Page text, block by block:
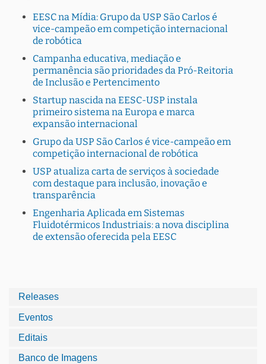
EESC na Mídia: Grupo da USP São Carlos é
vice-campeão em competição internacional
de robótica
Campanha educativa, mediação e
permanência são prioridades da Pró-Reitoria
de Inclusão e Pertencimento
Startup nascida na EESC-USP instala
primeiro sistema na Europa e marca
expansão internacional
Grupo da USP São Carlos é vice-campeão em
competição internacional de robótica
USP atualiza carta de serviços à sociedade
com destaque para inclusão, inovação e
transparência
Engenharia Aplicada em Sistemas
Fluidotérmicos Industriais: a nova disciplina
de extensão oferecida pela EESC
Releases
Eventos
Editais
Banco de Imagens